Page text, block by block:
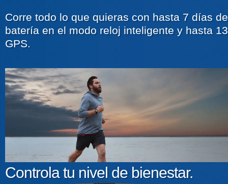
Corre todo lo que quieras con hasta 7 días
batería en el modo reloj inteligente y hasta
GPS.
Controla tu nivel de bienestar.